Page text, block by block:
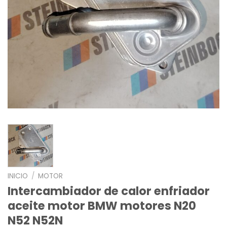
INICIO / MOTOR
Intercambiador de calor enfriador
aceite motor BMW motores N20
N52 N52N